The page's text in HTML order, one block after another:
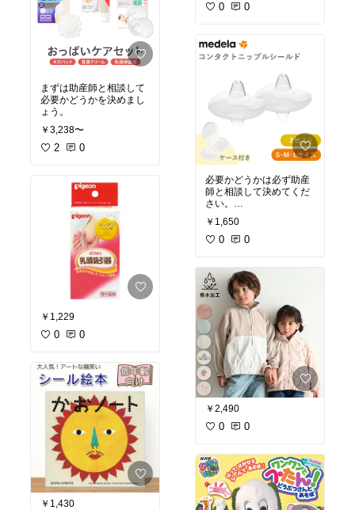
まずは助産師と相談して
必要かどうかを決めまし
ょう。
￥3,238〜
2 0
￥1,229
0 0
￥1,430
0 0
必要かどうかは必ず助産
師と相談して決めてくだ
さい。
サイズを合わせる必要も
あるから自分に合ったも
のを選ぼう。
￥1,650
0 0
￥2,490
0 0